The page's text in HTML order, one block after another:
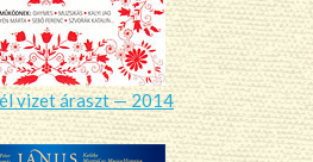
vizet áraszt — 2014